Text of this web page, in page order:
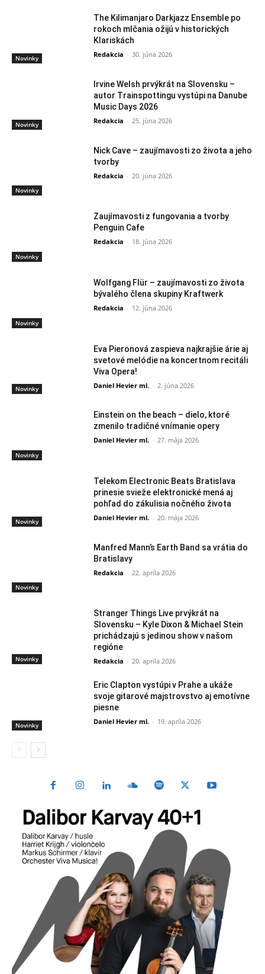
Novinky
The Kilimanjaro Darkjazz Ensemble po
rokoch mlčania ožijú v historických
Klariskách
Redakcia - 30. júna 2026
Novinky
Irvine Welsh prvýkrát na Slovensku –
autor Trainspottingu vystúpi na Danube
Music Days 2026
Redakcia - 25. júna 2026
Novinky
Nick Cave – zaujímavosti zo života a jeho
tvorby
Redakcia - 20. júna 2026
Novinky
Zaujímavosti z fungovania a tvorby
Penguin Cafe
Redakcia - 18. júna 2026
Novinky
Wolfgang Flür – zaujímavosti zo života
bývalého člena skupiny Kraftwerk
Redakcia - 12. júna 2026
Novinky
Eva Pieronová zaspieva najkrajšie árie aj
svetové melódie na koncertnom recitáli
Viva Opera!
Daniel Hevier ml. - 2. júna 2026
Novinky
Einstein on the beach – dielo, ktoré
zmenilo tradičné vnímanie opery
Daniel Hevier ml. - 27. mája 2026
Novinky
Telekom Electronic Beats Bratislava
prinesie svieže elektronické mená aj
pohľad do zákulisia nočného života
Daniel Hevier ml. - 20. mája 2026
Novinky
Manfred Mann’s Earth Band sa vrátia do
Bratislavy
Redakcia - 22. apríla 2026
Novinky
Stranger Things Live prvýkrát na
Slovensku – Kyle Dixon & Michael Stein
prichádzajú s jedinou show v našom
regióne
Redakcia - 20. apríla 2026
Novinky
Eric Clapton vystúpi v Prahe a ukáže
svoje gitarové majstrovstvo aj emotívne
piesne
Daniel Hevier ml. - 19. apríla 2026